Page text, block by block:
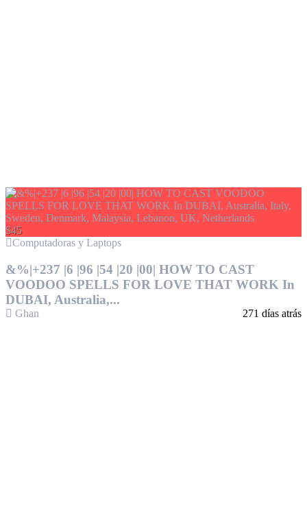
$45
Computadoras y Laptops
&%|+237 |6 |96 |54 |20 |00| HOW TO CAST
VOODOO SPELLS FOR LOVE THAT WORK In
DUBAI, Australia,...
Ghan 271 días atrás